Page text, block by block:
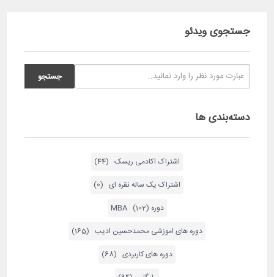
جستجوی ویدئو
دسته‌بندی ها
اشتراک اکادمی ریسک (44)
اشتراک یک ساله نقره ای (0)
دوره MBA (102)
دوره های اموزشی محمدحسین ادیب (165)
دوره های کاربردی (68)